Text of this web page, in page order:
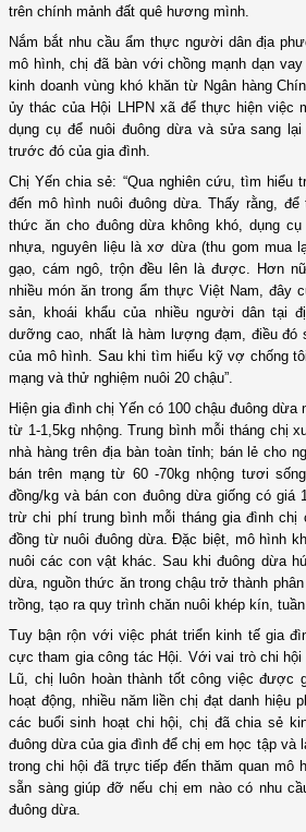
trên chính mảnh đất quê hương mình.
Nắm bắt nhu cầu ẩm thực người dân địa
mô hình, chị đã bàn với chồng mạnh dạn
kinh doanh vùng khó khăn từ Ngân hàng
ủy thác của Hội LHPN xã để thực hiện việc
dụng cụ để nuôi đuông dừavà sửa sang lại
trước đó của gia đình.
Chị Yến chia sẻ: “Qua nghiên cứu, tìm hiểu
đến mô hình nuôi đuông dừa. Thấy rằng,
thức ăn cho đuông dừa không khó, dụng
nhựa, nguyên liệu là xơ dừa (thu gom mua
gạo, cám ngô, trộn đều lên là được. Hơn
nhiều món ăn trong ẩm thực Việt Nam, đây
sản, khoái khẩu của nhiều người dân tại
dưỡng cao, nhất là hàm lượng đạm, điều đó
của mô hình. Sau khi tìm hiểu kỹ vợ chống
mạng và thử nghiệm nuôi 20 chậu”.
Hiện gia đình chị Yến có 100 chậu đuông dừa
từ 1-1,5kg nhộng. Trung bình mỗi tháng chị
nhà hàng trên địa bàn toàn tỉnh; bán lẻ cho
bán trên mạng từ 60 -70kg nhộng tươi
đồng/kg và bán con đuông dừa giống có giá
trừ chi phí trung bình mỗi tháng gia đình chị
đồng từ nuôi đuông dừa. Đặc biệt, mô hình
nuôi các con vật khác. Sau khi đuông dừa
dừa, nguồn thức ăn trong chậu trở thành
trồng, tạo ra quy trình chăn nuôi khép kín,
Tuy bận rộn với việc phát triển kinh tế gia
cực tham gia công tác Hội. Với vai trò chi
Lũ, chị luôn hoàn thành tốt công việc được
hoạt động, nhiều năm liền chị đạt danh hiệu
các buổi sinh hoạt chi hội, chị đã chia sẻ
đuông dừa của gia đình để chị em học tập và
trong chi hội đã trực tiếp đến thăm quan mô
sẵn sàng giúp đỡ nếu chị em nào có nhu
đuông dừa.